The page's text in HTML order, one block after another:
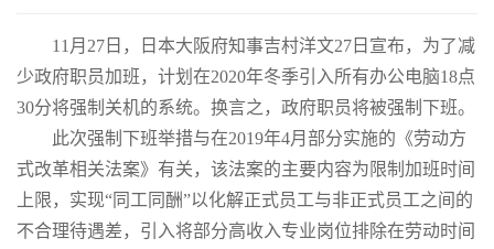
11月27日，日本大阪府知事吉村洋文27日宣布，为了减
少政府职员加班，计划在2020年冬季引入所有办公电脑18点
30分将强制关机的系统。换言之，政府职员将被强制下班。
此次强制下班举措与在2019年4月部分实施的《劳动方
式改革相关法案》有关，该法案的主要内容为限制加班时间
上限，实现“同工同酬”以化解正式员工与非正式员工之间的
不合理待遇差，引入将部分高收入专业岗位排除在劳动时间